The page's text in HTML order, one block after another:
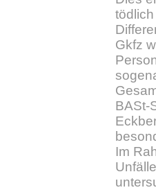
Gkfz
BASt-
Im